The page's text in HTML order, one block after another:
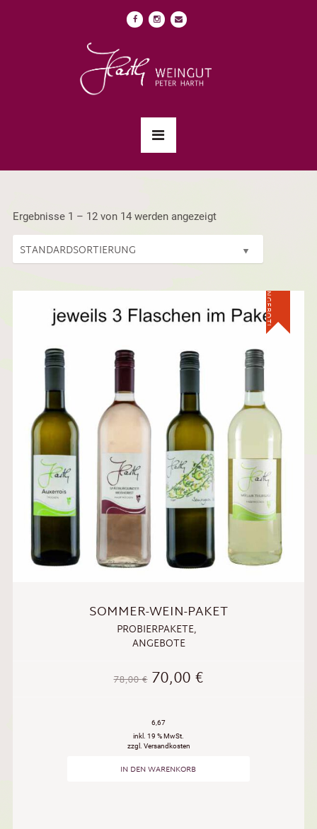
Ergebnisse 1 – 12 von 14 werden angezeigt
ANGEBOT!
SOMMER-WEIN-PAKET
PROBIERPAKETE,
ANGEBOTE
78,00€ 70,00€
6,67
inkl. 19 % MwSt.
zzgl. Versandkosten
IN DEN WARENKORB